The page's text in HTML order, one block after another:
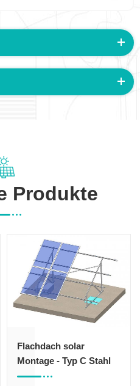
Produkte
ART SIGN Solar-
Dachträger-
Ballastierungs-